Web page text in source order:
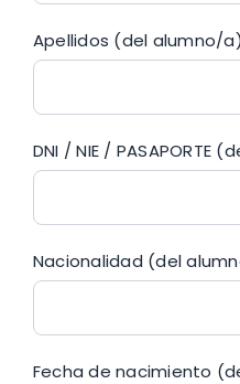
Apellidos (del alumno/a)
DNI / NIE / PASAPORTE
Nacionalidad (del
Fecha de nacimiento